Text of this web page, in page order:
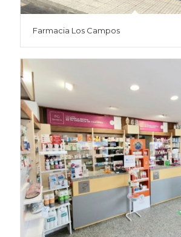
Farmacia Los Campos